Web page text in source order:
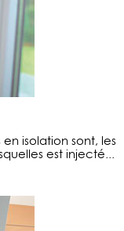
isolation sont, les
est injecté...